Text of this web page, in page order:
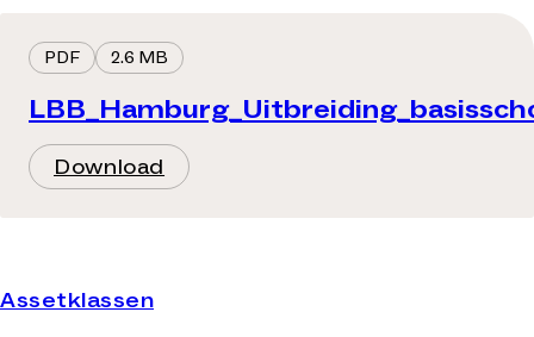
PDF 2.6 MB
Download
Assetklassen